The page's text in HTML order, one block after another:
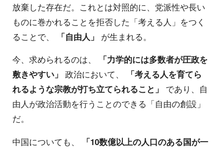
放棄した存在だ。これとは対照的に、党派性や長い
ものに巻かれることを拒否した「考える人」をつく
ることで、
「自由人」
が生まれる。
今、求められるのは、
「力学的には多数者が圧政を
敷きやすい」 政治において、
「考える人を育てら
れるような宗教が打ち立てられること」
であり、自
由人が政治活動を行うことのできる「自由の創設」
だ。
中国についても、
「10数億以上の人口のある国が一